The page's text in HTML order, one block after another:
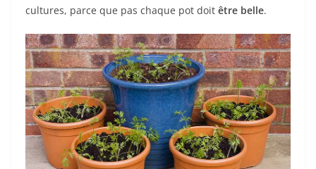
cultures, parce que pas chaque pot doit être belle.